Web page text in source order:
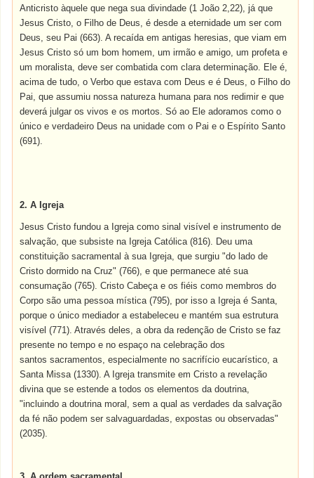
Anticristo àquele que nega sua divindade (1 João 2,22), já que
Jesus Cristo, o Filho de Deus, é desde a eternidade um ser com
Deus, seu Pai (663). A recaída em antigas heresias, que viam em
Jesus Cristo só um bom homem, um irmão e amigo, um profeta e
um moralista, deve ser combatida com clara determinação. Ele é,
acima de tudo, o Verbo que estava com Deus e é Deus, o Filho do
Pai, que assumiu nossa natureza humana para nos redimir e que
deverá julgar os vivos e os mortos. Só ao Ele adoramos como o
único e verdadeiro Deus na unidade com o Pai e o Espírito Santo
(691).
2. A Igreja
Jesus Cristo fundou a Igreja como sinal visível e instrumento de
salvação, que subsiste na Igreja Católica (816). Deu uma
constituição sacramental à sua Igreja, que surgiu "do lado de
Cristo dormido na Cruz" (766), e que permanece até sua
consumação (765). Cristo Cabeça e os fiéis como membros do
Corpo são uma pessoa mística (795), por isso a Igreja é Santa,
porque o único mediador a estabeleceu e mantém sua estrutura
visível (771). Através deles, a obra da redenção de Cristo se faz
presente no tempo e no espaço na celebração dos
santossacramentos, especialmente no sacrifício eucarístico, a
Santa Missa(1330). A Igreja transmite em Cristo a revelação
divina que se estende a todos os elementos da doutrina,
"incluindo a doutrina moral, sem a qual as verdades da salvação
da fé não podem ser salvaguardadas, expostas ou observadas"
(2035).